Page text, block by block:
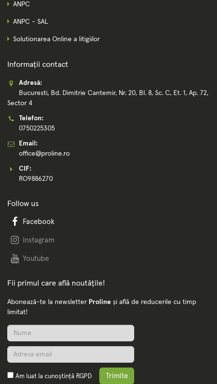
ANPC
ANPC - SAL
Solutionarea Online a litigiilor
Informații contact
Adresă:
Bucuresti, Bd. Dimitrie Cantemir, Nr. 20, Bl. 8, Sc. C, Et. 1, Ap. 72,
Sector 4
Telefon:
0750225305
Email:
office@proline.ro
CIF:
RO9886270
Follow us
Facebook
Instagram
Youtube
Fii primul care află noutățile!
Abonează-te la newsletter Proline și află de reducerile cu timp
limitat!
Am luat la cunoștință RGPD Trimite